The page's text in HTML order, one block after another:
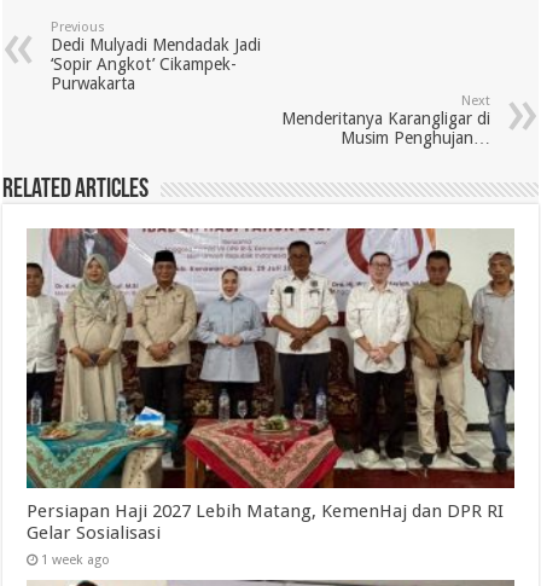
Previous
Dedi Mulyadi Mendadak Jadi
‘Sopir Angkot’ Cikampek-
Purwakarta
Next
Menderitanya Karangligar di
Musim Penghujan…
Related Articles
Persiapan Haji 2027 Lebih Matang, KemenHaj dan DPR RI
Gelar Sosialisasi
1 week ago